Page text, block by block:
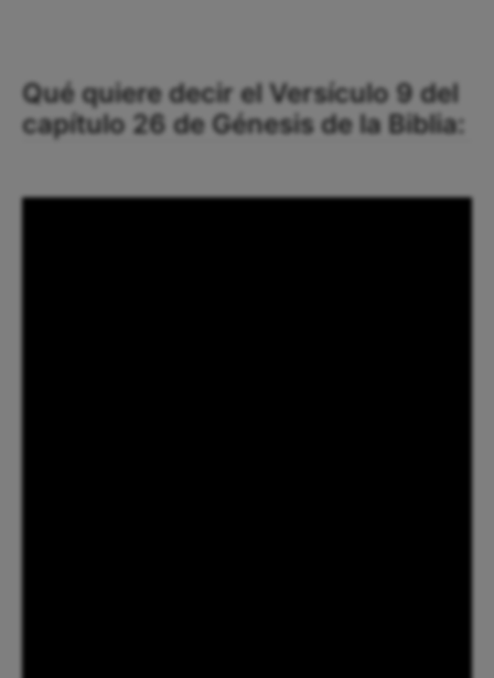
Qué quiere decir el Versículo 9 del
capítulo 26 de Génesis de la Biblia: